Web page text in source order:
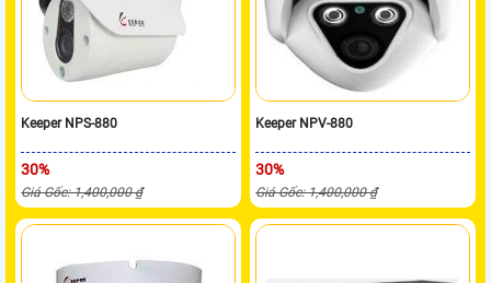
Keeper NPS-880
30%
Giá Gốc: 1,400,000 ₫
Keeper NPV-880
30%
Giá Gốc: 1,400,000 ₫